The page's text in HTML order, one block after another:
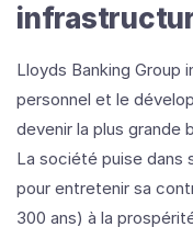
Lloyds Banking Group
personnel et le
devenir la plus grande
La société puise dans
pour entretenir sa
300 ans) à la